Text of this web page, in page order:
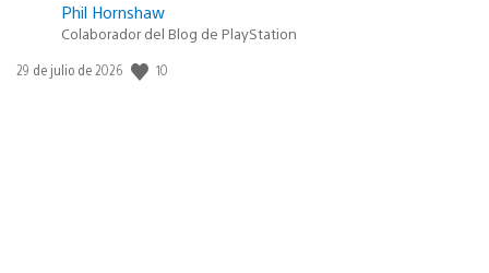
Phil Hornshaw
Colaborador del Blog de PlayStation
Fecha
29 de julio de 2026 10